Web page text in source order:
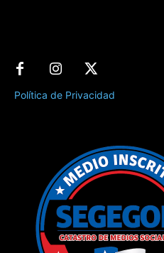
Política de Privacidad